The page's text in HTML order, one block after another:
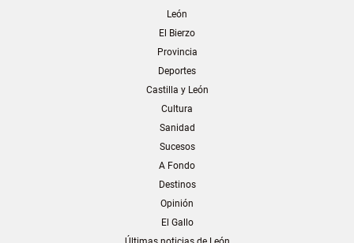
León
El Bierzo
Provincia
Deportes
Castilla y León
Cultura
Sanidad
Sucesos
A Fondo
Destinos
Opinión
El Gallo